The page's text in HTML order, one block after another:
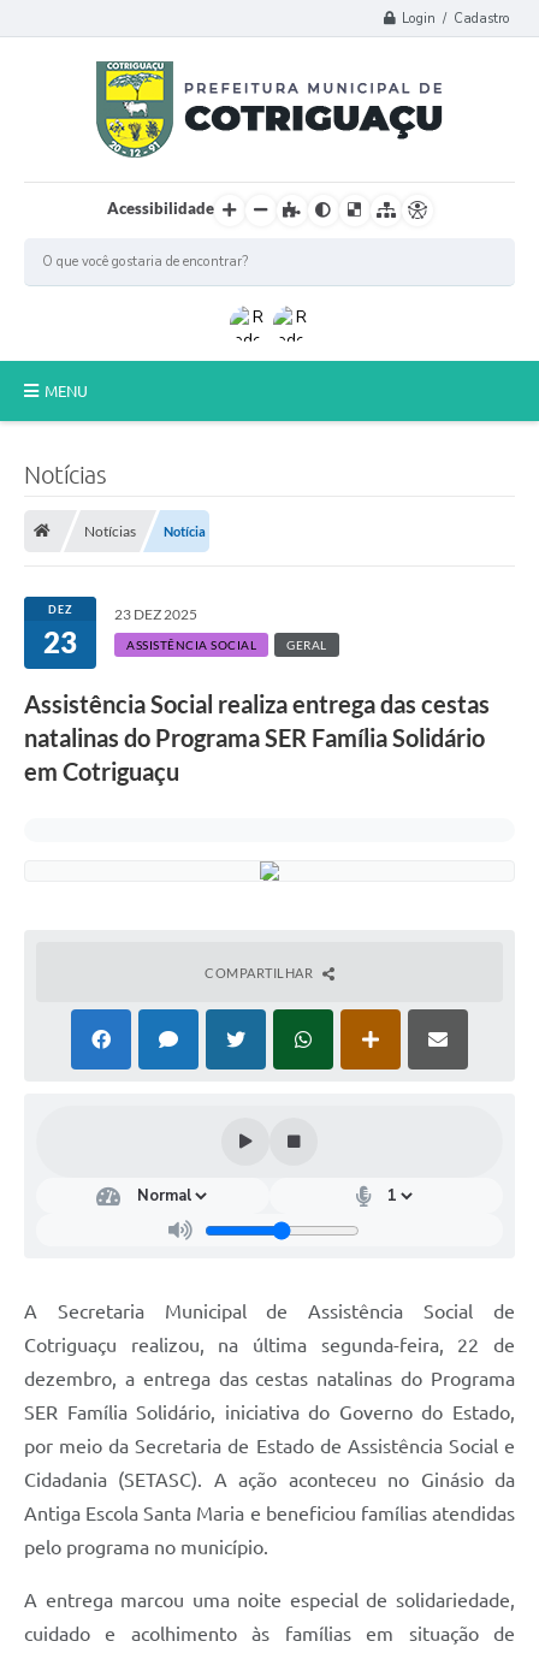
Login / Cadastro
Acessibilidade
MENU
A Prefeitura
Notícias
Secretarias
Imprensa
Arquivos para Download
Editais
Links
Serviços Online
Telefones Úteis
Enquete
Agenda
Notícias
Notícias Notícia
DEZ
23
23 DEZ 2025
ASSISTÊNCIA SOCIAL GERAL
Assistência Social realiza entrega das cestas
natalinas do Programa SER Família Solidário
em Cotriguaçu
COMPARTILHAR
A Secretaria Municipal de Assistência Social de
Cotriguaçu realizou, na última segunda-feira, 22 de
dezembro, a entrega das cestas natalinas do Programa
SER Família Solidário, iniciativa do Governo do Estado,
por meio da Secretaria de Estado de Assistência Social e
Cidadania (SETASC). A ação aconteceu no Ginásio da
Antiga Escola Santa Maria e beneficiou famílias atendidas
pelo programa no município.
A entrega marcou uma noite especial de solidariedade,
cuidado e acolhimento às famílias em situação de